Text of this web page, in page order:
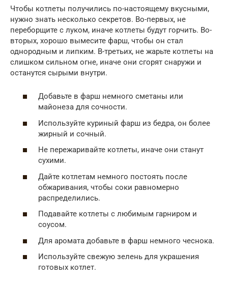
Чтобы котлеты получились по-настоящему вкусными,
нужно знать несколько секретов. Во-первых, не
переборщите с луком, иначе котлеты будут горчить. Во-
вторых, хорошо вымесите фарш, чтобы он стал
однородным и липким. В-третьих, не жарьте котлеты на
слишком сильном огне, иначе они сгорят снаружи и
останутся сырыми внутри.
Добавьте в фарш немного сметаны или
майонеза для сочности.
Используйте куриный фарш из бедра, он более
жирный и сочный.
Не пережаривайте котлеты, иначе они станут
сухими.
Дайте котлетам немного постоять после
обжаривания, чтобы соки равномерно
распределились.
Подавайте котлеты с любимым гарниром и
соусом.
Для аромата добавьте в фарш немного чеснока.
Используйте свежую зелень для украшения
готовых котлет.